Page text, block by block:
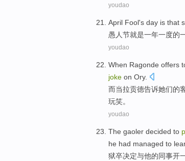
youdao
April Fool's day is that
愚人节就是一年一度的
youdao
When Ragonde offers
joke on Ory.
而当拉贡德告诉她们的
玩笑。
youdao
The gaoler decided to
he had managed to
狱卒决定与他的同事开